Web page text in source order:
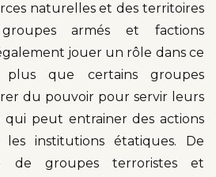
naturelles et des territoires
armés et factions
jouer un rôle dans ce
plus que certains groupes
du pouvoir pour servir leurs
qui peut entrainer des actions
les institutions étatiques. De
de groupes terroristes et